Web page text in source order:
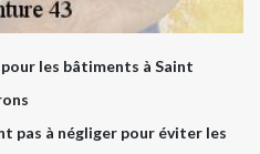
les bâtiments à Saint
pas à négliger pour éviter les